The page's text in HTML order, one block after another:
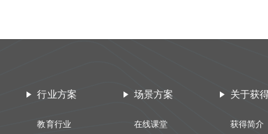
行业方案
教育行业
场景方案
在线课堂
关于获
获得简介